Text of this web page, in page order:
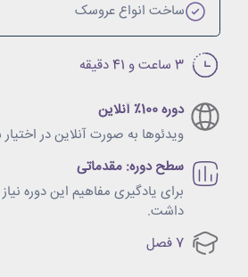
ساخت انواع عروسک
3 ساعت و 41 دقیقه
دوره‌ 100٪ آنلاین
ویدئو‌ها به صورت آنلاین در اختیار
سطح دوره: مقدماتی
برای یادگیری مفاهیم این دوره
داشت.
7 فصل